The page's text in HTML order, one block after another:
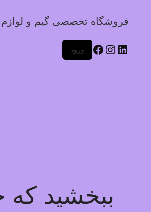
فروشگاه تخصصی گیم و لوازم
ورود
ببخشید